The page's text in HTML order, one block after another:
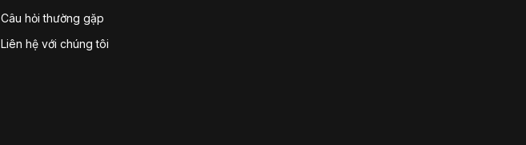
Câu hỏi thường gặp
Liên hệ với chúng tôi